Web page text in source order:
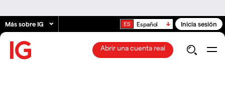
Más sobre IG Español Inicia sesión
Abrir una cuenta real